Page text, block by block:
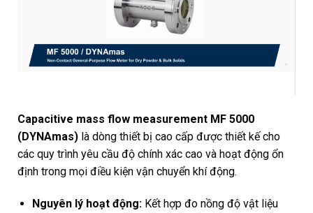
Capacitive mass flow measurement MF 5000
(DYNAmas) là dòng thiết bị cao cấp được thiết kế cho
các quy trình yêu cầu độ chính xác cao và hoạt động ổn
định trong mọi điều kiện vận chuyển khí động.
Nguyên lý hoạt động:Kết hợp đo nồng độ vật liệu